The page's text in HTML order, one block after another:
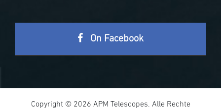
On Facebook
Copyright © 2026 APM Telescopes. Alle Rechte